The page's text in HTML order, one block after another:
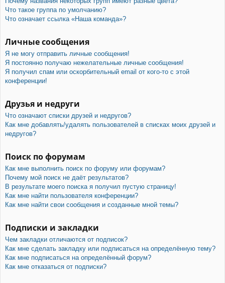
Что такое группа по умолчанию?
Что означает ссылка «Наша команда»?
Личные сообщения
Я не могу отправить личные сообщения!
Я постоянно получаю нежелательные личные сообщения!
Я получил спам или оскорбительный email от кого-то с этой
конференции!
Друзья и недруги
Что означают списки друзей и недругов?
Как мне добавлять/удалять пользователей в списках моих друзей и
недругов?
Поиск по форумам
Как мне выполнить поиск по форуму или форумам?
Почему мой поиск не даёт результатов?
В результате моего поиска я получил пустую страницу!
Как мне найти пользователя конференции?
Как мне найти свои сообщения и созданные мной темы?
Подписки и закладки
Чем закладки отличаются от подписок?
Как мне сделать закладку или подписаться на определённую тему?
Как мне подписаться на определённый форум?
Как мне отказаться от подписки?